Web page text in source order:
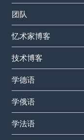
团队
忆术家博客
技术博客
学德语
学俄语
学法语